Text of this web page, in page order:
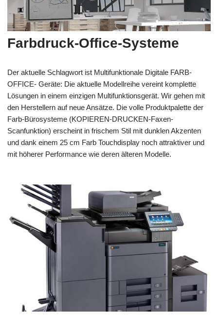
Farbdruck-Office-Systeme
Der aktuelle Schlagwort ist Multifunktionale Digitale FARB-
OFFICE- Geräte: Die aktuelle Modellreihe vereint komplette
Lösungen in einem einzigen Multifunktionsgerät. Wir gehen mit
den Herstellern auf neue Ansätze. Die volle Produktpalette der
Farb-Bürosysteme (KOPIEREN-DRUCKEN-Faxen-
Scanfunktion) erscheint in frischem Stil mit dunklen Akzenten
und dank einem 25 cm Farb Touchdisplay noch attraktiver und
mit höherer Performance wie deren älteren Modelle.